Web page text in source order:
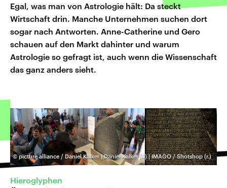
Egal, was man von Astrologie hält: Da steckt
Wirtschaft drin. Manche Unternehmen suchen dort
sogar nach Antworten. Anne-Catherine und Gero
schauen auf den Markt dahinter und warum
Astrologie so gefragt ist, auch wenn die Wissenschaft
das ganz anders sieht.
©picture alliance / Daniel Kalker | Daniel Kalker (l.) | IMAGO / Shotshop (r.)
Hieroglyphen